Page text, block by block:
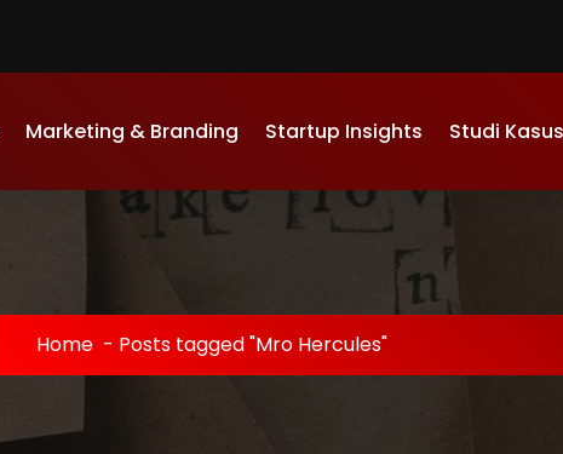
Marketing & Branding Startup Insights Studi Kasus
Home - Posts tagged "Mro Hercules"